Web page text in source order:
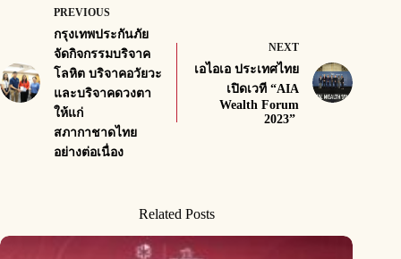
PREVIOUS
กรุงเทพประกันภัย
จัดกิจกรรมบริจาค
โลหิต บริจาคอวัยวะ
และบริจาคดวงตา
ให้แก่
สภากาชาดไทย
อย่างต่อเนื่อง
NEXT
เอไอเอ ประเทศไทย
เปิดเวที “AIA
Wealth Forum
2023”
Related Posts